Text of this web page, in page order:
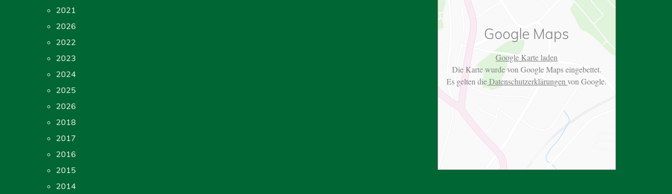
2021
2026
2022
2023
2024
2025
2026
2018
2017
2016
2015
2014
Google Maps
Google Karte laden
Die Karte wurde von Google Maps eingebettet.
Es gelten dieDatenschutzerklärungenvon Google.